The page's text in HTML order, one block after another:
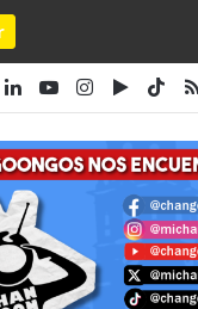
LinkedInYouTubeInstagram
Google